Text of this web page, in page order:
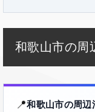
和歌山市の周
📍和歌山市の周辺